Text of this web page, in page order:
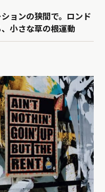
ョンの狭間で。ロンド
小さな草の根運動